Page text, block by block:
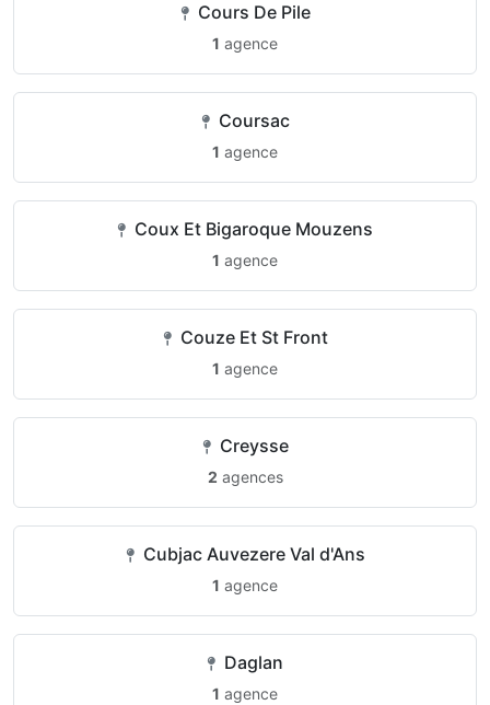
Cours De Pile
1 agence
Coursac
1 agence
Coux Et Bigaroque Mouzens
1 agence
Couze Et St Front
1 agence
Creysse
2 agences
Cubjac Auvezere Val d'Ans
1 agence
Daglan
1 agence